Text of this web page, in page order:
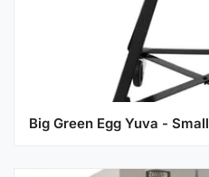
Big Green Egg Yuva - Small